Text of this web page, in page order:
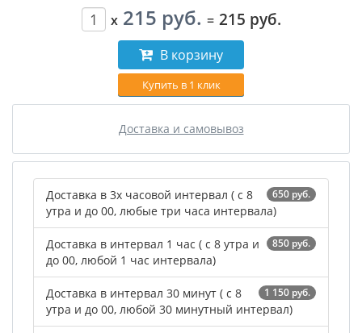
x 215 руб. = 215 руб.
В корзину
Купить в 1 клик
Доставка и самовывоз
650 руб.
Доставка в 3х часовой интервал ( с 8
утра и до 00, любые три часа интервала)
850 руб.
Доставка в интервал 1 час ( с 8 утра и
до 00, любой 1 час интервала)
1 150 руб.
Доставка в интервал 30 минут ( с 8
утра и до 00, любой 30 минутный интервал)